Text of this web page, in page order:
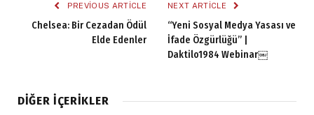
PREVIOUS ARTICLE
Chelsea: Bir Cezadan Ödül
Elde Edenler
NEXT ARTICLE
“Yeni Sosyal Medya Yasası ve
İfade Özgürlüğü” |
Daktilo1984 Webinar￼
DIĞER İÇERIKLER